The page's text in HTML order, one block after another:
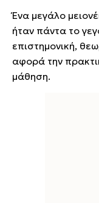
Ένα μεγάλο
ήταν πάντα το
επιστημονική,
αφορά την
μάθηση.